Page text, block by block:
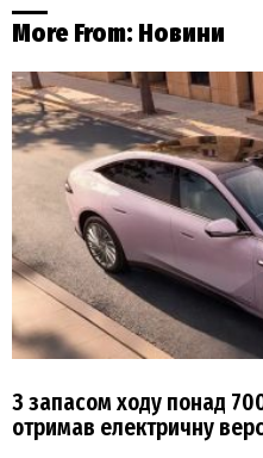
More From: Новини
З запасом ходу понад
отримав електричну